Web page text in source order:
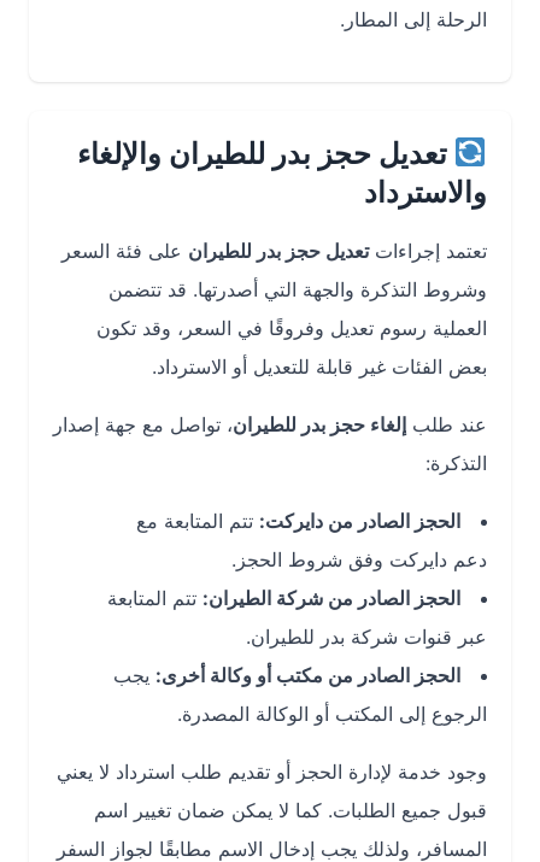
الرحلة إلى المطار.
تعديل حجز بدر للطيران والإلغاء
والاسترداد
تعتمد إجراءات تعديل حجز بدر للطيرانعلى فئة السعر
وشروط التذكرة والجهة التي أصدرتها. قد تتضمن
العملية رسوم تعديل وفروقًا في السعر، وقد تكون
بعض الفئات غير قابلة للتعديل أو الاسترداد.
عند طلب إلغاء حجز بدر للطيران، تواصل مع جهة إصدار
التذكرة:
الحجز الصادر من دايركت:تتم المتابعة مع
دعم دايركت وفق شروط الحجز.
الحجز الصادر من شركة الطيران:تتم المتابعة
عبر قنوات شركة بدر للطيران.
الحجز الصادر من مكتب أو وكالة أخرى:يجب
الرجوع إلى المكتب أو الوكالة المصدرة.
وجود خدمة لإدارة الحجز أو تقديم طلب استرداد لا يعني
قبول جميع الطلبات. كما لا يمكن ضمان تغيير اسم
المسافر، ولذلك يجب إدخال الاسم مطابقًا لجواز السفر